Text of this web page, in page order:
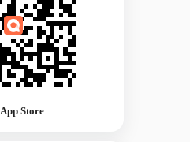
App Store